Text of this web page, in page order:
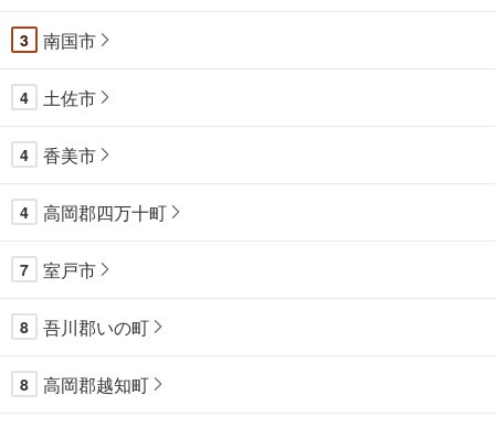
3 南国市
4 土佐市
4 香美市
4 高岡郡四万十町
7 室戸市
8 吾川郡いの町
8 高岡郡越知町